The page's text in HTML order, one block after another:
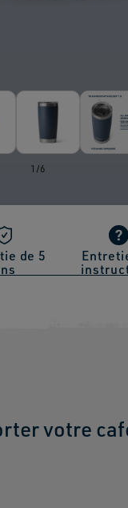
1 /
de6
de 5
votre